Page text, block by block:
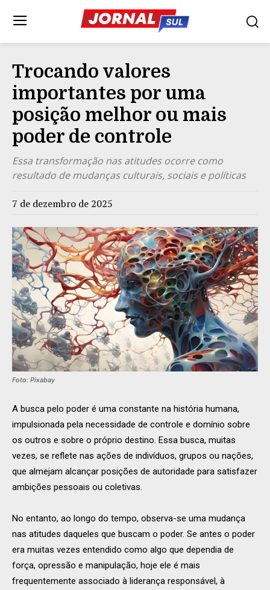
Trocando valores
importantes por uma
posição melhor ou mais
poder de controle
Essa transformação nas atitudes ocorre como
resultado de mudanças culturais, sociais e políticas
7 de dezembro de 2025
Foto: Pixabay
A busca pelo poder é uma constante na história humana,
impulsionada pela necessidade de controle e domínio sobre
os outros e sobre o próprio destino. Essa busca, muitas
vezes, se reflete nas ações de indivíduos, grupos ou nações,
que almejam alcançar posições de autoridade para satisfazer
ambições pessoais ou coletivas.
No entanto, ao longo do tempo, observa-se uma mudança
nas atitudes daqueles que buscam o poder. Se antes o poder
era muitas vezes entendido como algo que dependia de
força, opressão e manipulação, hoje ele é mais
frequentemente associado à liderança responsável, à